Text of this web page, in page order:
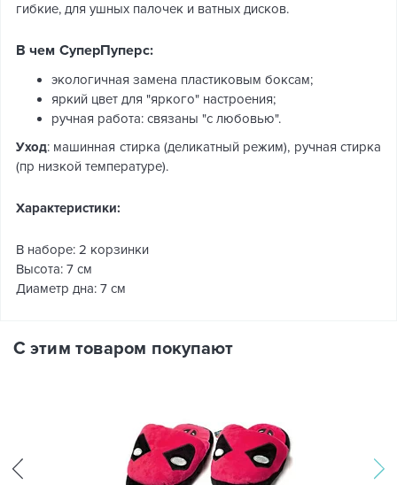
гибкие, для ушных палочек и ватных дисков.
В чем СуперПуперс:
экологичная замена пластиковым боксам;
яркий цвет для "яркого" настроения;
ручная работа: связаны "с любовью".
Уход: машинная стирка (деликатный режим), ручная стирка
(пр низкой температуре).
Характеристики:
В наборе: 2 корзинки
Высота: 7 см
Диаметр дна: 7 см
С этим товаром покупают